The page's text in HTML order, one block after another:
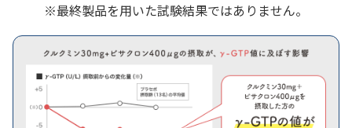
※最終製品を用いた試験結果ではありません。